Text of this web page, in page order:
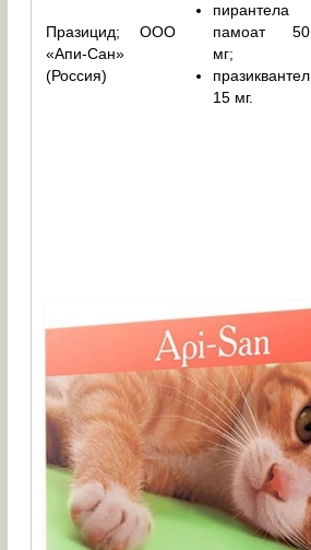
Празицид; ООО
«Апи-Сан»
(Россия)
пирантела
памоат 50
мг;
празиквантел
15 мг.